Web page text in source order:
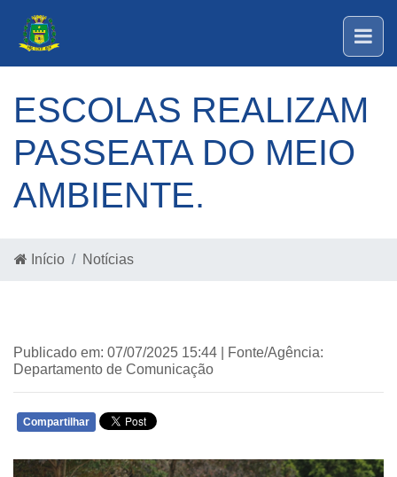
ESCOLAS REALIZAM
PASSEATA DO MEIO
AMBIENTE.
Início Notícias
Publicado em: 07/07/2025 15:44 | Fonte/Agência:
Departamento de Comunicação
Compartilhar